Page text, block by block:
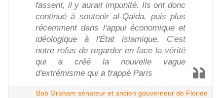
fassent, il y aurait impunité. Ils ont donc
continué à soutenir al-Qaida, puis plus
récemment dans l'appui économique et
idéologique à l'État islamique. C'est
notre refus de regarder en face la vérité
qui a créé la nouvelle vague
d'extrémisme qui a frappé Paris
Bob Graham sénateur et ancien gouverneur de Floride